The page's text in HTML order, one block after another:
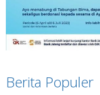
Berita Populer